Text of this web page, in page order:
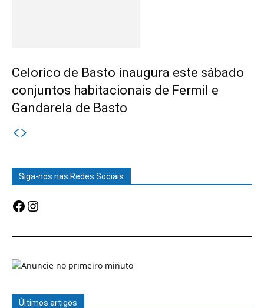
Celorico de Basto inaugura este sábado
conjuntos habitacionais de Fermil e
Gandarela de Basto
Siga-nos nas Redes Sociais
Facebook
Instagram
Últimos artigos